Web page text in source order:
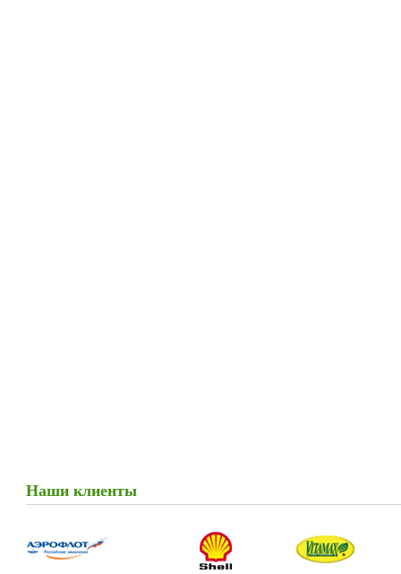
Наши клиенты